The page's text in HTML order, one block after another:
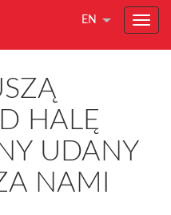
EN
HALĘ
UDANY
NAMI